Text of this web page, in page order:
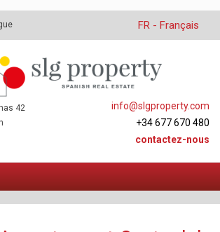
FR - Français
info@slgproperty.com
+34 677 670 480
contactez-nous
42